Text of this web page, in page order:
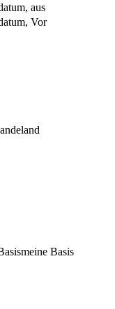
aus
Vor
meine Basis